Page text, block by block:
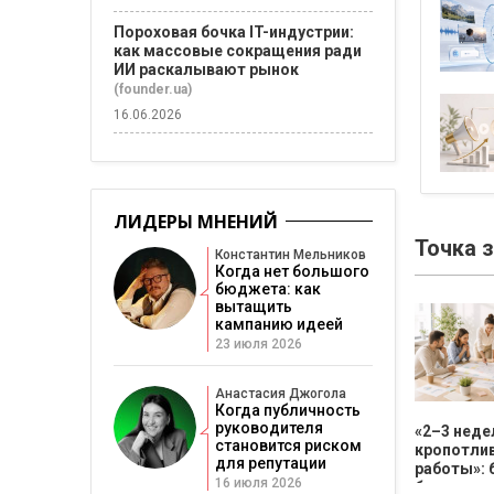
Точка
«2–3
работы»:
бизнесу
Пороховая бочка IT-индустрии:
как массовые сокращения ради
ИИ раскалывают рынок
(founder.ua)
16.06.2026
ЛИДЕРЫ МНЕНИЙ
Константин Мельников
Когда нет большого
бюджета: как
вытащить
кампанию идеей
23 июля 2026
Анастасия Джогола
Когда публичность
руководителя
становится риском
для репутации
16 июля 2026